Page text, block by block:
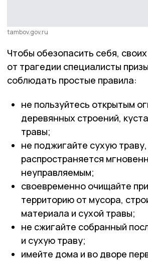
tambov.gov.ru
Чтобы обезопасить себя,
от трагедии специалисты
соблюдать простые правила:
не пользуйтесь открытым
деревянных строений,
травы;
не поджигайте сухую
распространяется
неуправляемым;
своевременно очищайте
территорию от мусора,
материала и сухой травы;
не сжигайте собранный
и сухую траву;
имейте дома и во дворе